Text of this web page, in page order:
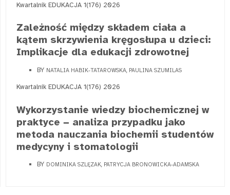
Kwartalnik EDUKACJA 1(176) 2026
Zależność między składem ciała a
kątem skrzywienia kręgosłupa u dzieci:
Implikacje dla edukacji zdrowotnej
BY NATALIA HABIK-TATAROWSKA, PAULINA SZUMILAS
Kwartalnik EDUKACJA 1(176) 2026
Wykorzystanie wiedzy biochemicznej w
praktyce − analiza przypadku jako
metoda nauczania biochemii studentów
medycyny i stomatologii
BY DOMINIKA SZLĘZAK, PATRYCJA BRONOWICKA-ADAMSKA